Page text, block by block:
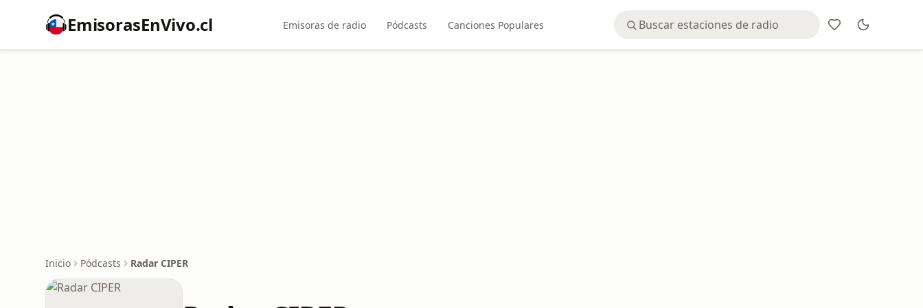
EmisorasEnVivo.cl Emisoras de radio Pódcasts Canciones Populares
Inicio Pódcasts Radar CIPER